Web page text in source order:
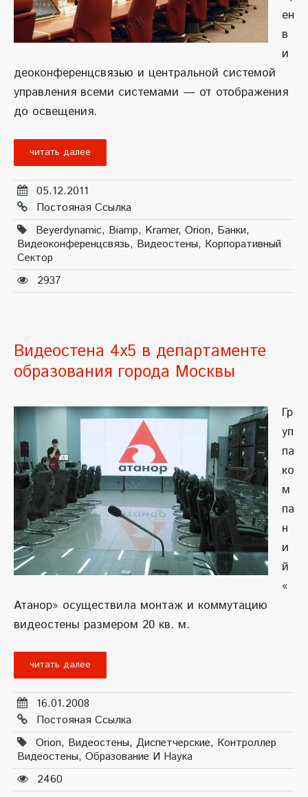
ен
в
и
деоконференцсвязью и центральной системой
управления всеми системами — от отображения
до освещения.
читать далее
05.12.2011
Постояная Ссылка
Beyerdynamic, Biamp, Kramer, Orion, Банки,
Видеоконференцсвязь, Видеостены, Корпоративный
Сектор
2937
Видеостена 4х5 в департаменте
образования города Москвы
Гр
уп
па
ко
м
па
н
и
й
«
Атанор» осуществила монтаж и коммутацию
видеостены размером 20 кв. м.
читать далее
16.01.2008
Постояная Ссылка
Orion, Видеостены, Диспетчерские, Контроллер
Видеостены, Образование И Наука
2460